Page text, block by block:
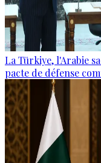
La Türkiye, l'Arabie
pacte de défense